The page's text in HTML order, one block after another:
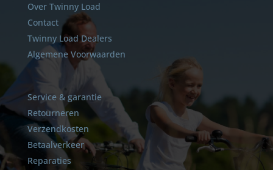
Over Twinny Load
Contact
Twinny Load Dealers
Algemene Voorwaarden
Service & garantie
Retourneren
Verzendkosten
Betaalverkeer
Reparaties